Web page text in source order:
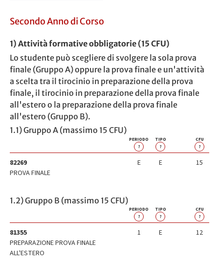
Secondo Anno di Corso
1) Attività formative obbligatorie (15 CFU)
Lo studente può scegliere di svolgere la sola prova
finale (Gruppo A) oppure la prova finale e un'attività
a scelta tra il tirocinio in preparazione della prova
finale, il tirocinio in preparazione della prova finale
all'estero o la preparazione della prova finale
all'estero (Gruppo B).
1.1) Gruppo A (massimo 15 CFU)
PERIODO
?
TIPO
?
CFU
?
82269
PROVA FINALE
E E 15
1.2) Gruppo B (massimo 15 CFU)
PERIODO
?
TIPO
?
CFU
?
81355
PREPARAZIONE PROVA FINALE
ALL'ESTERO
1 E 12